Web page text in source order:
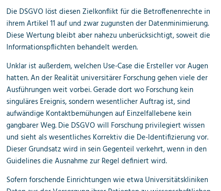
Die DSGVO löst diesen Zielkonflikt für die Betroffenenrechte in
ihrem Artikel 11 auf und zwar zugunsten der Datenminimierung.
Diese Wertung bleibt aber nahezu unberücksichtigt, soweit die
Informationspflichten behandelt werden.
Unklar ist außerdem, welchen Use-Case die Ersteller vor Augen
hatten. An der Realität universitärer Forschung gehen viele der
Ausführungen weit vorbei. Gerade dort wo Forschung kein
singuläres Ereignis, sondern wesentlicher Auftrag ist, sind
aufwändige Kontaktbemühungen auf Einzelfallebene kein
gangbarer Weg. Die DSGVO will Forschung privilegiert wissen
und sieht als wesentliches Korrektiv die De-Identifizierung vor.
Dieser Grundsatz wird in sein Gegenteil verkehrt, wenn in den
Guidelines die Ausnahme zur Regel definiert wird.
Sofern forschende Einrichtungen wie etwa Universitätskliniken